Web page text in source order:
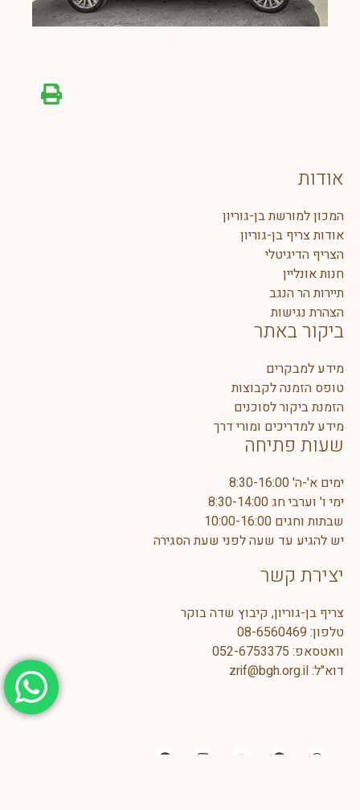
אודות
המכון למורשת בן-גוריון
אודות צריף בן-גוריון
הצריף הדיגיטלי
חנות אונליין
תיירות הר הנגב
הצהרת נגישות
ביקור באתר
מידע למבקרים
טופס הזמנה לקבוצות
הזמנת ביקור לסוכנים
מידע למדריכים ומורי דרך
שעות פתיחה
ימים א'-ה' 8:30-16:00
ימי ו' וערבי חג 8:30-14:00
שבתות וחגים 10:00-16:00
יש להגיע עד שעה לפני שעת הסגירה
יצירת קשר
צריף בן-גוריון, קיבוץ שדה בוקר
טלפון:08-6560469
וואטסאפ: 052-6753375
דוא"ל:zrif@bgh.org.il